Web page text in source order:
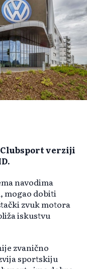
Clubsport verziji
navodima
mogao dobiti
zvuk motora
iskustvu
zvanično
sportskiju